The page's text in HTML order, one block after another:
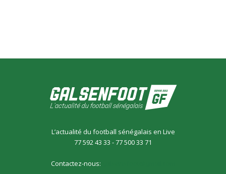
L’actualité du football sénégalais en Live
77 592 43 33 - 77 500 33 71
Contactez-nous: